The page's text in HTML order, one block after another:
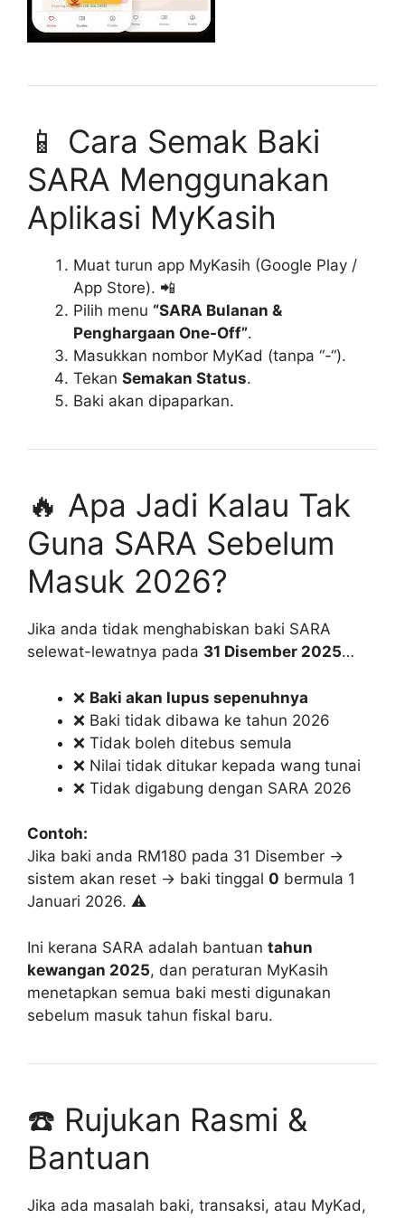
📱 Cara Semak Baki
SARA Menggunakan
Aplikasi MyKasih
Muat turun app MyKasih (Google Play /
App Store). 📲
Pilih menu “SARA Bulanan &
Penghargaan One-Off”.
Masukkan nombor MyKad (tanpa “-“).
Tekan Semakan Status.
Baki akan dipaparkan.
🔥 Apa Jadi Kalau Tak
Guna SARA Sebelum
Masuk 2026?
Jika anda tidak menghabiskan baki SARA
selewat-lewatnya pada 31 Disember 2025…
❌ Baki akan lupus sepenuhnya
❌ Baki tidak dibawa ke tahun 2026
❌ Tidak boleh ditebus semula
❌ Nilai tidak ditukar kepada wang tunai
❌ Tidak digabung dengan SARA 2026
Contoh:
Jika baki anda RM180 pada 31 Disember →
sistem akan reset → baki tinggal 0 bermula 1
Januari 2026. ⚠️
Ini kerana SARA adalah bantuan tahun
kewangan 2025, dan peraturan MyKasih
menetapkan semua baki mesti digunakan
sebelum masuk tahun fiskal baru.
☎️ Rujukan Rasmi &
Bantuan
Jika ada masalah baki, transaksi, atau MyKad,